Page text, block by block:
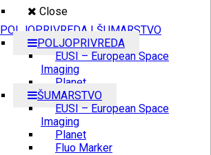
Close
POLJOPRIVREDA I ŠUMARSTVO
POLJOPRIVREDA
EUSI – European Space
Imaging
Planet
ŠUMARSTVO
EUSI – European Space
Imaging
Planet
Fluo Marker